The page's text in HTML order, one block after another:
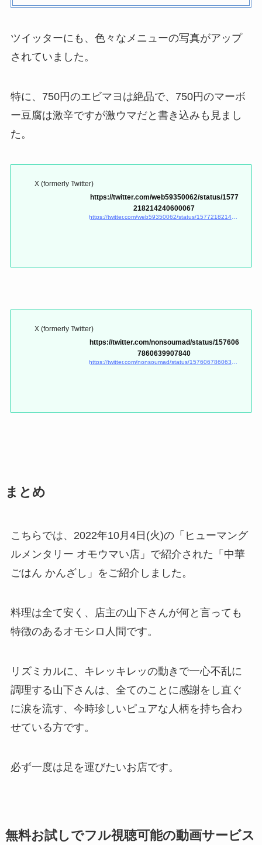
ツイッターにも、色々なメニューの写真がアップ
されていました。
特に、750円のエビマヨは絶品で、750円のマーボ
ー豆腐は激辛ですが激ウマだと書き込みも見まし
た。
X (formerly Twitter)
https://twitter.com/web59350062/status/1577
218214240600067
https://twitter.com/web59350062/status/1577218214240600067
X (formerly Twitter)
https://twitter.com/nonsoumad/status/157606
7860639907840
まとめ
こちらでは、2022年10月4日(火)の「ヒューマング
ルメンタリー オモウマい店」で紹介された「中華
ごはん かんざし」をご紹介しました。
料理は全て安く、店主の山下さんが何と言っても
特徴のあるオモシロ人間です。
リズミカルに、キレッキレッの動きで一心不乱に
調理する山下さんは、全てのことに感謝をし直ぐ
に涙を流す、今時珍しいピュアな人柄を持ち合わ
せている方です。
必ず一度は足を運びたいお店です。
無料お試しでフル視聴可能の動画サービス